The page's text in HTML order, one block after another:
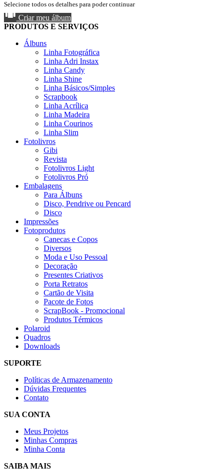
Selecione todos os detalhes para poder continuar
Criar meu álbum
PRODUTOS E SERVIÇOS
Álbuns
Linha Fotográfica
Linha Adri Instax
Linha Candy
Linha Shine
Linha Básicos/Simples
Scrapbook
Linha Acrílica
Linha Madeira
Linha Courinos
Linha Slim
Fotolivros
Gibi
Revista
Fotolivros Light
Fotolivros Pró
Embalagens
Para Álbuns
Disco, Pendrive ou Pencard
Disco
Impressões
Fotoprodutos
Canecas e Copos
Diversos
Moda e Uso Pessoal
Decoração
Presentes Criativos
Porta Retratos
Cartão de Visita
Pacote de Fotos
ScrapBook - Promocional
Produtos Térmicos
Polaroid
Quadros
Downloads
SUPORTE
Políticas de Armazenamento
Dúvidas Frequentes
Contato
SUA CONTA
Meus Projetos
Minhas Compras
Minha Conta
SAIBA MAIS